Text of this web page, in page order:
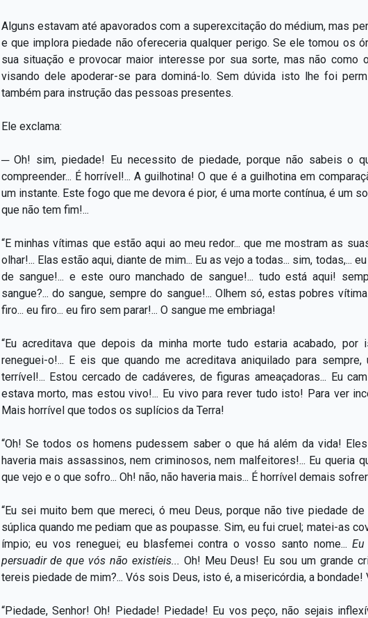
Alguns estavam até apavorados com a superexcitação do médium, mas
e que implora piedade não ofereceria qualquer perigo. Se ele tomou os
sua situação e provocar maior interesse por sua sorte, mas não
visando dele apoderar-se para dominá-lo. Sem dúvida isto lhe foi
também para instrução das pessoas presentes.
Ele exclama:
─ Oh! sim, piedade! Eu necessito de piedade, porque não sabeis o
compreender... É horrível!... A guilhotina! O que é a guilhotina em
um instante. Este fogo que me devora é pior, é uma morte contínua, é um
que não tem fim!...
“E minhas vítimas que estão aqui ao meu redor... que me mostram as
olhar!... Elas estão aqui, diante de mim... Eu as vejo a todas... sim, todas,...
de sangue!... e este ouro manchado de sangue!... tudo está aqui!
sangue?... do sangue, sempre do sangue!... Olhem só, estas pobres
firo... eu firo... eu firo sem parar!... O sangue me embriaga!
“Eu acreditava que depois da minha morte tudo estaria acabado,
reneguei-o!... E eis que quando me acreditava aniquilado para
terrível!... Estou cercado de cadáveres, de figuras ameaçadoras... Eu
estava morto, mas estou vivo!... Eu vivo para rever tudo isto! Para ver
Mais horrível que todos os suplícios da Terra!
“Oh! Se todos os homens pudessem saber o que há além da vida!
haveria mais assassinos, nem criminosos, nem malfeitores!... Eu
que vejo e o que sofro... Oh! não, não haveria mais... É horrível demais
“Eu sei muito bem que mereci, ó meu Deus, porque não tive piedade
súplica quando me pediam que as poupasse. Sim, eu fui cruel; matei-as
ímpio; eu vos reneguei; eu blasfemei contra o vosso santo nome...
persuadir de que vós não existíeis... Oh! Meu Deus! Eu sou um grande
tereis piedade de mim?... Vós sois Deus, isto é, a misericórdia, a
“Piedade, Senhor! Oh! Piedade! Piedade! Eu vos peço, não sejais